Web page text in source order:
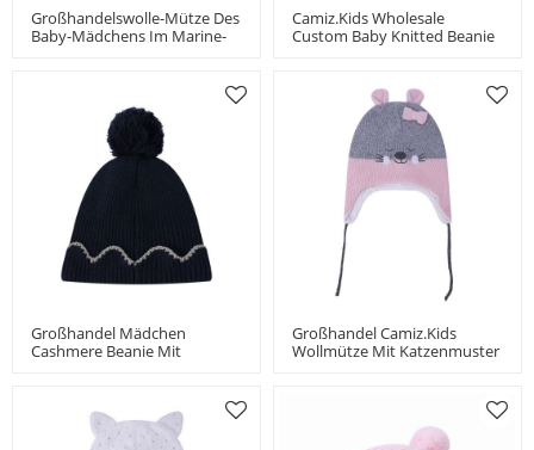
Großhandelswolle-Mütze Des
Baby-Mädchens Im Marine-
Camiz.kids Wholesale
Custom Baby Knitted Beanie
Großhandel Mädchen
Cashmere Beanie Mit
Großhandel Camiz.kids
Wollmütze Mit Katzenmuster